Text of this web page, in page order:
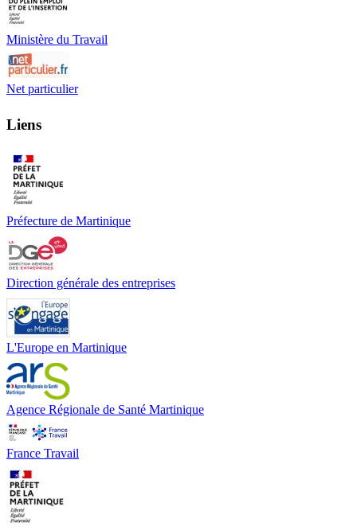
Ministère du Travail
Net particulier
Liens
Préfecture de Martinique
Direction générale des entreprises
L'Europe en Martinique
Agence Régionale de Santé Martinique
France Travail